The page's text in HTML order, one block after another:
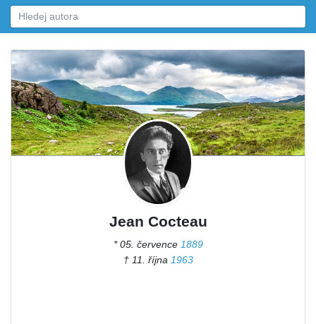
Jean Cocteau
* 05. července 1889
† 11. října 1963